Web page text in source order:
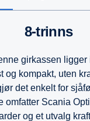
8-trinns
girkassen ligger
og kompakt, uten
det enkelt for
omfatter Scania
og et utvalg